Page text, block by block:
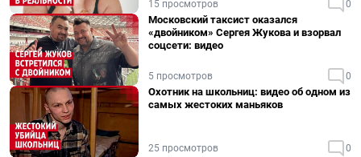
15 просмотров 0
Московский таксист оказался
«двойником» Сергея Жукова и взорвал
соцсети: видео
5 просмотров 0
Охотник на школьниц: видео об одном из
самых жестоких маньяков
25 просмотров 0